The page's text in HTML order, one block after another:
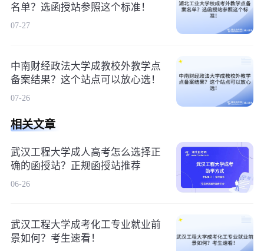
名单？选函授站参照这个标准！
07-27
中南财经政法大学成教校外教学点
备案结果？这个站点可以放心选！
07-26
相关文章
武汉工程大学成人高考怎么选择正
确的函授站？正规函授站推荐
06-26
武汉工程大学成考化工专业就业前
景如何？考生速看！